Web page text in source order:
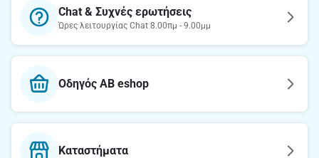
Chat & Συχνές ερωτήσεις
Ώρες λειτουργίας Chat 8.00πμ - 9.00μμ
Οδηγός AB eshop
Καταστήματα